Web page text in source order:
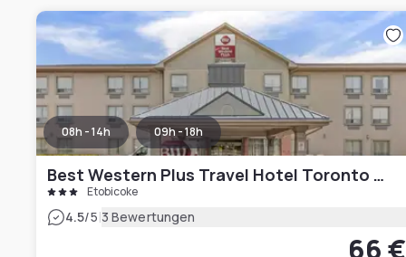
08h - 14h 09h - 18h
Best Western Plus Travel Hotel Toronto Airport
Etobicoke
4.5/5|3 Bewertungen
66 €